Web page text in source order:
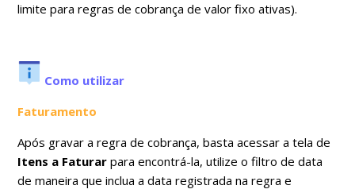
limite para regras de cobrança de valor fixo ativas).
Como utilizar
Faturamento
Após gravar a regra de cobrança, basta acessar a tela de
Itens a Faturar para encontrá-la, utilize o filtro de data
de maneira que inclua a data registrada na regra e